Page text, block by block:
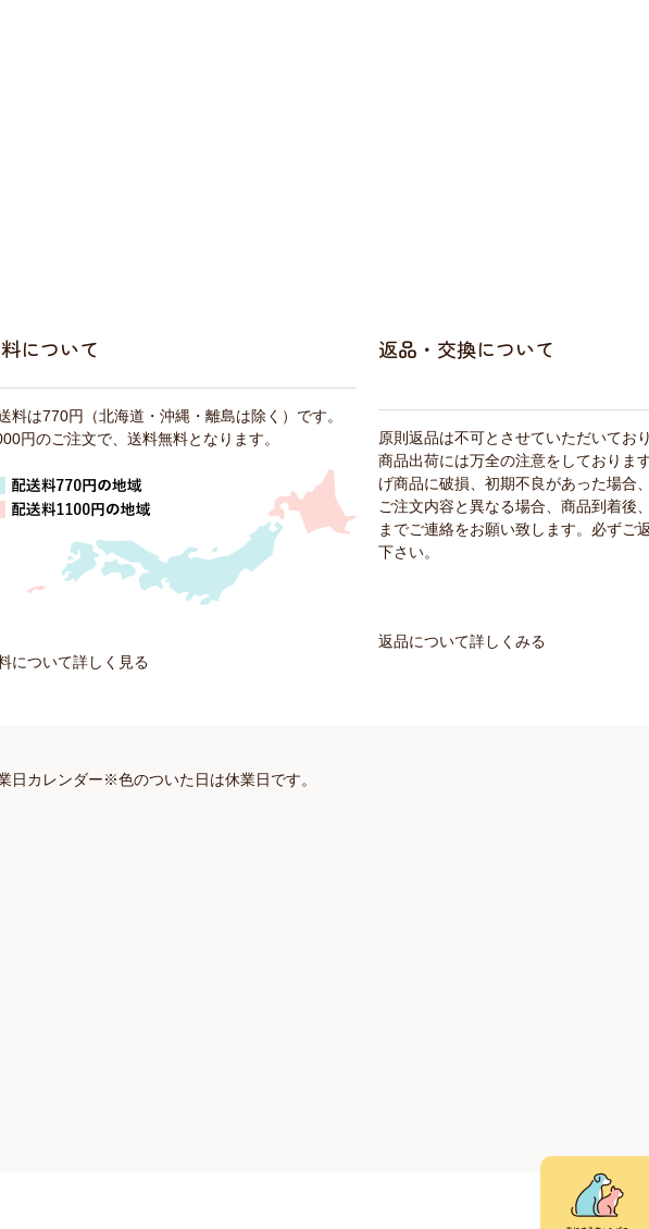
について
料は770円（北海道・沖縄・離島は除く）です。
円のご注文で、送料無料となります。
について詳しく見る
返品・交換について
原則返品は不可とさせていただいてお
商品出荷には万全の注意をしておりま
げ商品に破損、初期不良があった場合
ご注文内容と異なる場合、商品到着後
までご連絡をお願い致します。必ずご
下さい。
返品について詳しくみる
日カレンダー※色のついた日は休業日です。